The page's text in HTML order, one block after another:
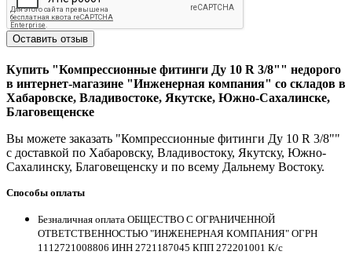
Оставить отзыв
Купить "Компрессионные фитинги Ду 10 R 3/8"" недорого
в интернет-магазине "Инженерная компания" со складов в
Хабаровске, Владивостоке, Якутске, Южно-Сахалинске,
Благовещенске
Вы можете заказать "Компрессионные фитинги Ду 10 R 3/8""
с доставкой по Хабаровску, Владивостоку, Якутску, Южно-
Сахалинску, Благовещенску и по всему Дальнему Востоку.
Способы оплаты
Безналичная оплата ОБЩЕСТВО С ОГРАНИЧЕННОЙ
ОТВЕТСТВЕННОСТЬЮ "ИНЖЕНЕРНАЯ КОМПАНИЯ" ОГРН
1112721008806 ИНН 2721187045 КПП 272201001 К/с